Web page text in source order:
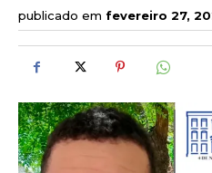
publicado em fevereiro 27,